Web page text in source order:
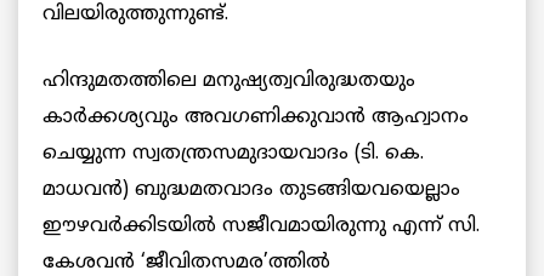
വിലയിരുത്തുന്നുണ്ട്.
ഹിന്ദുമതത്തിലെ മനുഷ്യത്വവിരുദ്ധതയും
കാര്‍ക്കശ്യവും അവഗണിക്കുവാന്‍ ആഹ്വാനം
ചെയ്യുന്ന സ്വതന്ത്രസമുദായവാദം (ടി. കെ.
മാധവന്‍) ബുദ്ധമതവാദം തുടങ്ങിയവയെല്ലാം
ഈഴവര്‍ക്കിടയില്‍ സജീവമായിരുന്നു എന്ന് സി.
കേശവന്‍ ‘ജീവിതസമര’ത്തില്‍